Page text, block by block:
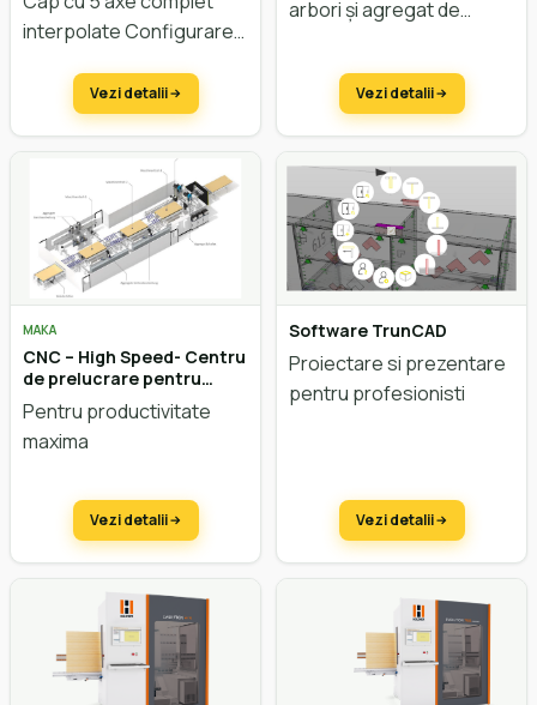
interpolate Configurarea
special conceput pentru
prelucrarea lemnului
Vezi detalii
arbori și agregat de
de frezare.
Vezi detalii
MAKA
CNC – High Speed- Centru
de prelucrare pentru
executia de usi MAKA STB
Pentru productivitate
maxima
Vezi detalii
Software TrunCAD
Proiectare si prezentare
pentru profesionisti
Vezi detalii